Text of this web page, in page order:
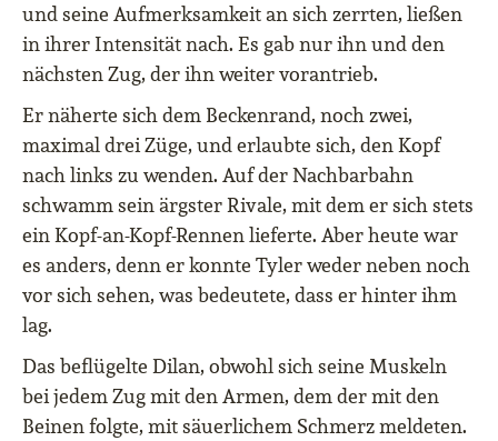
und seine Aufmerksamkeit an sich zerrten, ließen
in ihrer Intensität nach. Es gab nur ihn und den
nächsten Zug, der ihn weiter vorantrieb.
Er näherte sich dem Beckenrand, noch zwei,
maximal drei Züge, und erlaubte sich, den Kopf
nach links zu wenden. Auf der Nachbarbahn
schwamm sein ärgster Rivale, mit dem er sich stets
ein Kopf-an-Kopf-Rennen lieferte. Aber heute war
es anders, denn er konnte Tyler weder neben noch
vor sich sehen, was bedeutete, dass er hinter ihm
lag.
Das beflügelte Dilan, obwohl sich seine Muskeln
bei jedem Zug mit den Armen, dem der mit den
Beinen folgte, mit säuerlichem Schmerz meldeten.